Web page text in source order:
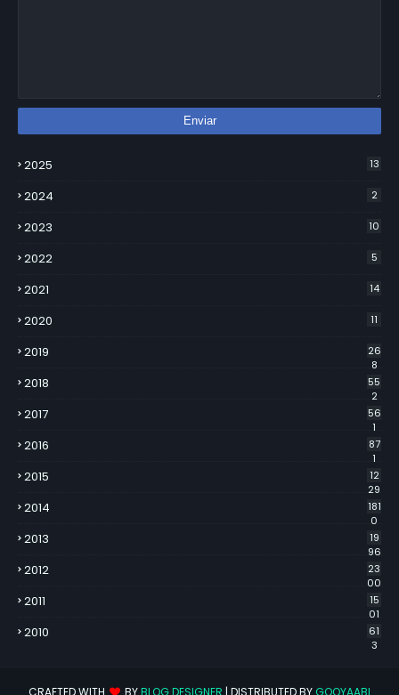
2025 13
2024 2
2023 10
2022 5
2021 14
2020 11
2019
26
8
2018
55
2
2017
56
1
2016
87
1
2015
12
29
2014
181
0
2013
19
96
2012
23
00
2011
15
01
2010
61
3